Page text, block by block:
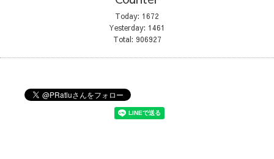
Today: 1672
Yesterday: 1461
Total: 906927